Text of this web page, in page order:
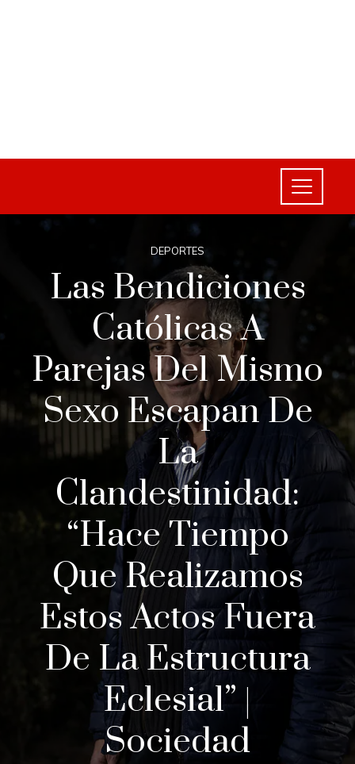
DEPORTES
Las Bendiciones
Católicas A
Parejas Del Mismo
Sexo Escapan De
La
Clandestinidad:
“Hace Tiempo
Que Realizamos
Estos Actos Fuera
De La Estructura
Eclesial” |
Sociedad